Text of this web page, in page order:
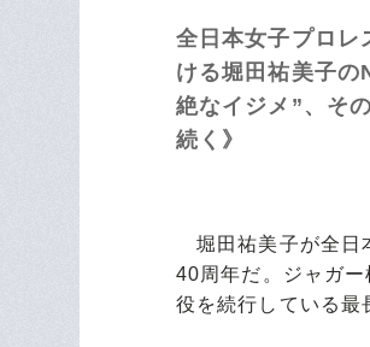
全日本女子プロレ
ける堀田祐美子
絶なイジメ”、そ
続く》
堀田祐美子が全日
40周年だ。ジャガ
役を続行している最